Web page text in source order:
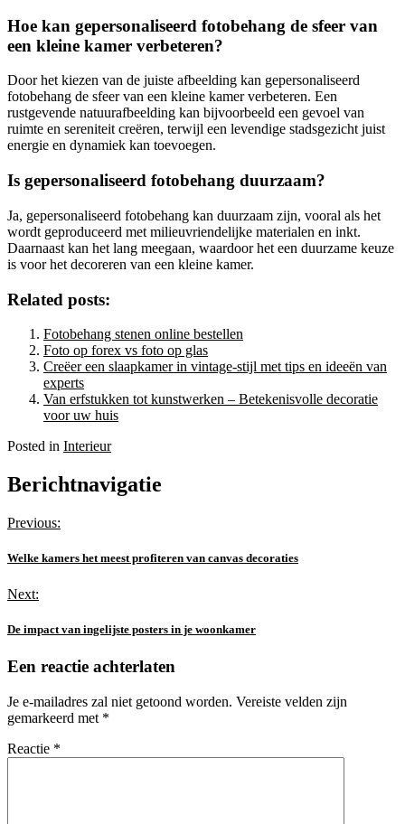
Hoe kan gepersonaliseerd fotobehang de sfeer van
een kleine kamer verbeteren?
Door het kiezen van de juiste afbeelding kan gepersonaliseerd
fotobehang de sfeer van een kleine kamer verbeteren. Een
rustgevende natuurafbeelding kan bijvoorbeeld een gevoel van
ruimte en sereniteit creëren, terwijl een levendige stadsgezicht juist
energie en dynamiek kan toevoegen.
Is gepersonaliseerd fotobehang duurzaam?
Ja, gepersonaliseerd fotobehang kan duurzaam zijn, vooral als het
wordt geproduceerd met milieuvriendelijke materialen en inkt.
Daarnaast kan het lang meegaan, waardoor het een duurzame keuze
is voor het decoreren van een kleine kamer.
Related posts:
Fotobehang stenen online bestellen
Foto op forex vs foto op glas
Creëer een slaapkamer in vintage-stijl met tips en ideeën van
experts
Van erfstukken tot kunstwerken – Betekenisvolle decoratie
voor uw huis
Posted in Interieur
Berichtnavigatie
Previous:
Welke kamers het meest profiteren van canvas decoraties
Next:
De impact van ingelijste posters in je woonkamer
Een reactie achterlaten
Je e-mailadres zal niet getoond worden. Vereiste velden zijn
gemarkeerd met *
Reactie *